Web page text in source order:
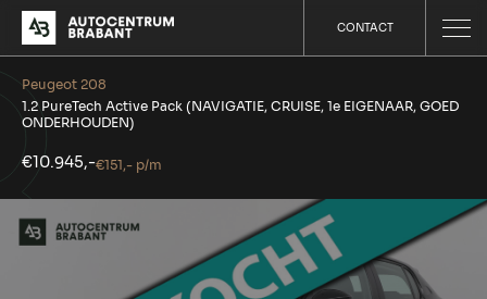
CONTACT
Peugeot 208
1.2 PureTech Active Pack (NAVIGATIE, CRUISE, 1e EIGENAAR, GOED
ONDERHOUDEN)
€10.945,-€151,- p/m